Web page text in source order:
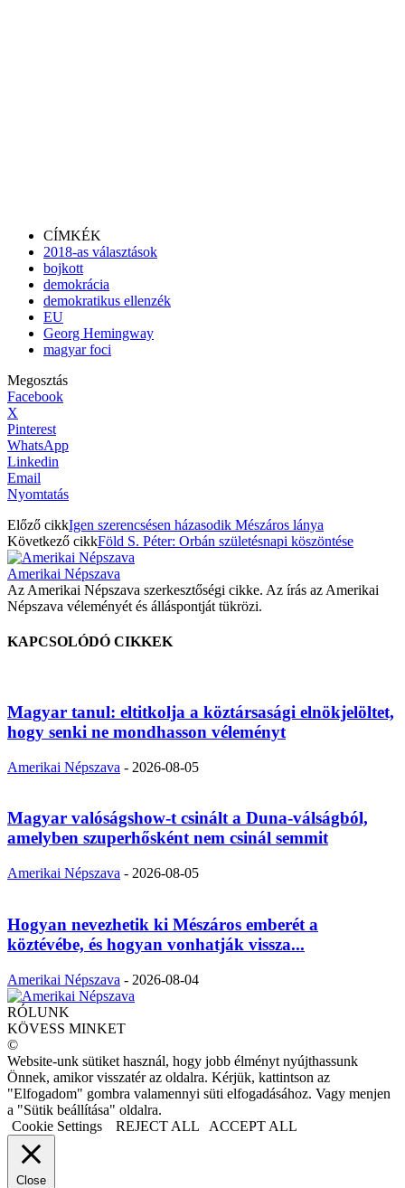
CÍMKÉK
2018-as választások
bojkott
demokrácia
demokratikus ellenzék
EU
Georg Hemingway
magyar foci
Megosztás
Facebook
X
Pinterest
WhatsApp
Linkedin
Email
Nyomtatás
Előző cikkIgen szerencsésen házasodik Mészáros lánya
Következő cikkFöld S. Péter: Orbán születésnapi köszöntése
Amerikai Népszava
Az Amerikai Népszava szerkesztőségi cikke. Az írás az Amerikai
Népszava véleményét és álláspontját tükrözi.
KAPCSOLÓDÓ CIKKEK
Magyar tanul: eltitkolja a köztársasági elnökjelöltet,
hogy senki ne mondhasson véleményt
Amerikai Népszava - 2026-08-05
Magyar valóságshow-t csinált a Duna-válságból,
amelyben szuperhősként nem csinál semmit
Amerikai Népszava - 2026-08-05
Hogyan nevezhetik ki Mészáros emberét a
köztévébe, és hogyan vonhatják vissza...
Amerikai Népszava - 2026-08-04
RÓLUNK
KÖVESS MINKET
©
Website-unk sütiket használ, hogy jobb élményt nyújthassunk
Önnek, amikor visszatér az oldalra. Kérjük, kattintson az
"Elfogadom" gombra valamennyi süti elfogadásához. Vagy menjen
a "Sütik beállítása" oldalra.
Cookie Settings
REJECT ALL ACCEPT ALL
Close